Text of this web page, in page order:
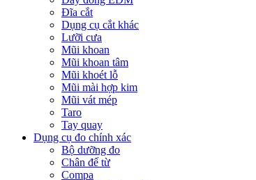
Đĩa cắt
Dụng cụ cắt khác
Lưỡi cưa
Mũi khoan
Mũi khoan tâm
Mũi khoét lỗ
Mũi mài hợp kim
Mũi vát mép
Taro
Tay quay
Dụng cụ đo chính xác
Bộ dưỡng đo
Chân đế từ
Compa